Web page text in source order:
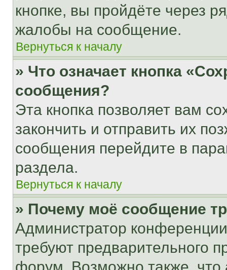
кнопке, вы пройдёте через
жалобы на сообщение.
Вернуться к началу
» Что означает кнопка
сообщения?
Эта кнопка позволяет вам
закончить и отправить их
сообщения перейдите в
раздела.
Вернуться к началу
» Почему моё сообщение
Администратор
требуют предварительного